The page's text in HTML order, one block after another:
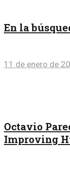
En la
11 de enero de
Octavio
Improving